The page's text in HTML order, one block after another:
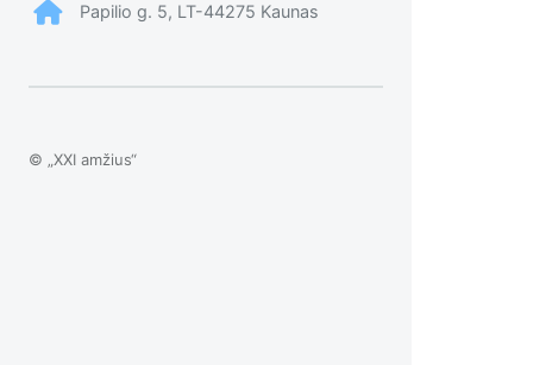
Papilio g. 5, LT-44275 Kaunas
© „XXI amžius“